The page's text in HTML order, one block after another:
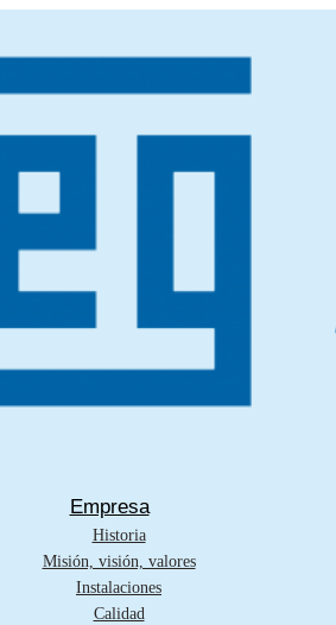
Empresa
Historia
Misión, visión, valores
Instalaciones
Calidad